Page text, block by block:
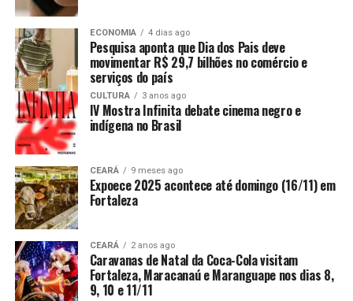
ECONOMIA 4 dias ago
Pesquisa aponta que Dia dos Pais deve
movimentar R$ 29,7 bilhões no comércio e
serviços do país
CULTURA 3 anos ago
IV Mostra Infinita debate cinema negro e
indígena no Brasil
CEARÁ 9 meses ago
Expoece 2025 acontece até domingo (16/11) em
Fortaleza
CEARÁ 2 anos ago
Caravanas de Natal da Coca-Cola visitam
Fortaleza, Maracanaú e Maranguape nos dias 8,
9, 10 e 11/11